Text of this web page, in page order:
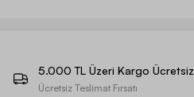
5.000 TL Üzeri Kargo Ücretsiz
Ücretsiz Teslimat Fırsatı